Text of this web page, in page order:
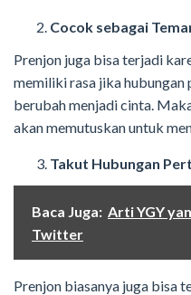
Cocok sebagai
Prenjon juga bisa terjadi
memiliki rasa jika hubungan
berubah menjadi cinta.
akan memutuskan untuk
Takut Hubungan
Baca Juga: Arti YGY
Twitter
Prenjon biasanya juga bisa